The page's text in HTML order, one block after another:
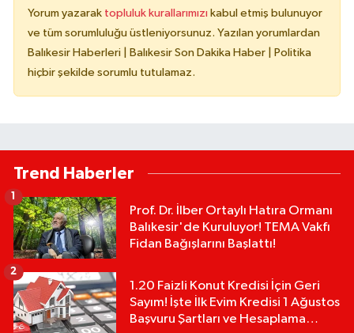
Yorum yazarak topluluk kurallarımızı kabul etmiş bulunuyor
ve tüm sorumluluğu üstleniyorsunuz. Yazılan yorumlardan
Balıkesir Haberleri | Balıkesir Son Dakika Haber | Politika
hiçbir şekilde sorumlu tutulamaz.
Trend Haberler
Prof. Dr. İlber Ortaylı Hatıra Ormanı
Balıkesir'de Kuruluyor! TEMA Vakfı
Fidan Bağışlarını Başlattı!
1
1.20 Faizli Konut Kredisi İçin Geri
Sayım! İşte İlk Evim Kredisi 1 Ağustos
Başvuru Şartları ve Hesaplama
2